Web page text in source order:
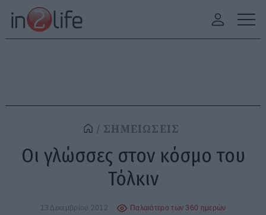
ΣΗΜΕΙΩΣΕΙΣ
Οι γλώσσες στον κόσμο του
Τόλκιν
13 Δεκεμβρίου 2012 Παλαιότερο των 360 ημερών